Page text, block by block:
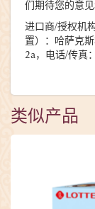
们期待您的意
进口商/授权机
置）：哈萨克
2a，电话/传真
类似产品